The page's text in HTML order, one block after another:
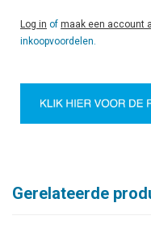
Log in of maak een account
inkoopvoordelen.
Gerelateerde